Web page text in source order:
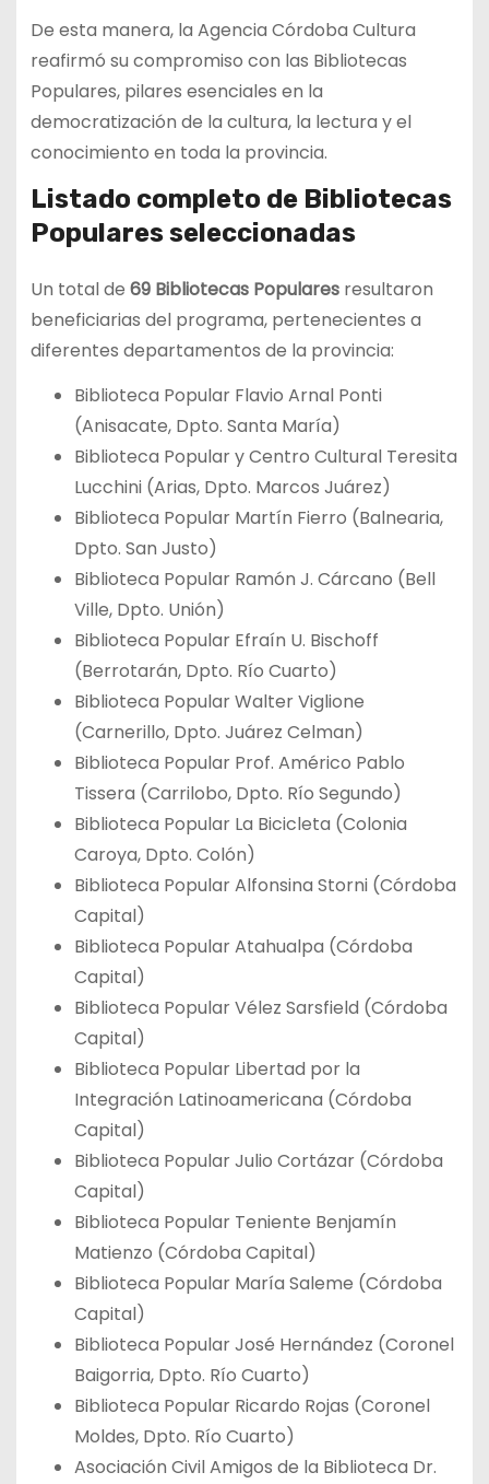
De esta manera, la Agencia Córdoba Cultura
reafirmó su compromiso con las Bibliotecas
Populares, pilares esenciales en la
democratización de la cultura, la lectura y el
conocimiento en toda la provincia.
Listado completo de Bibliotecas
Populares seleccionadas
Un total de 69 Bibliotecas Popularesresultaron
beneficiarias del programa, pertenecientes a
diferentes departamentos de la provincia:
Biblioteca Popular Flavio Arnal Ponti
(Anisacate, Dpto. Santa María)
Biblioteca Popular y Centro Cultural Teresita
Lucchini (Arias, Dpto. Marcos Juárez)
Biblioteca Popular Martín Fierro (Balnearia,
Dpto. San Justo)
Biblioteca Popular Ramón J. Cárcano (Bell
Ville, Dpto. Unión)
Biblioteca Popular Efraín U. Bischoff
(Berrotarán, Dpto. Río Cuarto)
Biblioteca Popular Walter Viglione
(Carnerillo, Dpto. Juárez Celman)
Biblioteca Popular Prof. Américo Pablo
Tissera (Carrilobo, Dpto. Río Segundo)
Biblioteca Popular La Bicicleta (Colonia
Caroya, Dpto. Colón)
Biblioteca Popular Alfonsina Storni (Córdoba
Capital)
Biblioteca Popular Atahualpa (Córdoba
Capital)
Biblioteca Popular Vélez Sarsfield (Córdoba
Capital)
Biblioteca Popular Libertad por la
Integración Latinoamericana (Córdoba
Capital)
Biblioteca Popular Julio Cortázar (Córdoba
Capital)
Biblioteca Popular Teniente Benjamín
Matienzo (Córdoba Capital)
Biblioteca Popular María Saleme (Córdoba
Capital)
Biblioteca Popular José Hernández (Coronel
Baigorria, Dpto. Río Cuarto)
Biblioteca Popular Ricardo Rojas (Coronel
Moldes, Dpto. Río Cuarto)
Asociación Civil Amigos de la Biblioteca Dr.